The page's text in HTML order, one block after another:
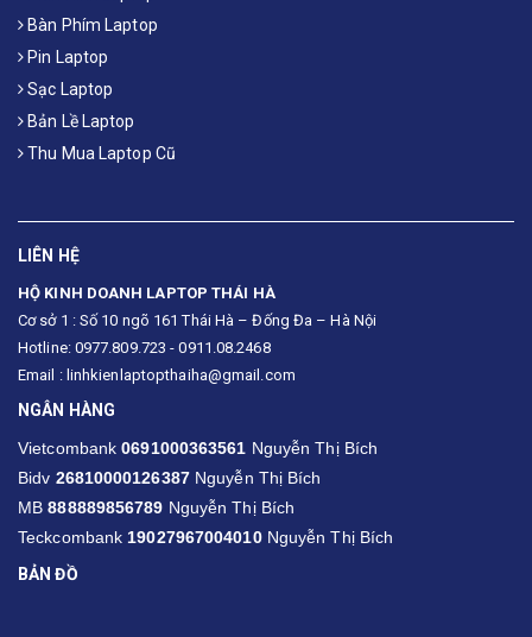
Bàn Phím Laptop
Pin Laptop
Sạc Laptop
Bản Lề Laptop
Thu Mua Laptop Cũ
LIÊN HỆ
HỘ KINH DOANH LAPTOP THÁI HÀ
Cơ sở 1 : Số 10 ngõ 161 Thái Hà – Đống Đa – Hà Nội
Hotline: 0977.809.723 - 0911.08.2468
Email : linhkienlaptopthaiha@gmail.com
NGÂN HÀNG
Vietcombank0691000363561 Nguyễn Thị Bích
Bidv 26810000126387Nguyễn Thị Bích
MB888889856789 Nguyễn Thị Bích
Teckcombank 19027967004010Nguyễn Thị Bích
BẢN ĐỒ